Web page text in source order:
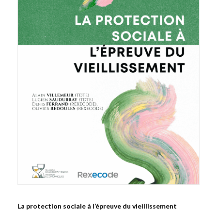
La protection sociale à l’épreuve du vieillissement